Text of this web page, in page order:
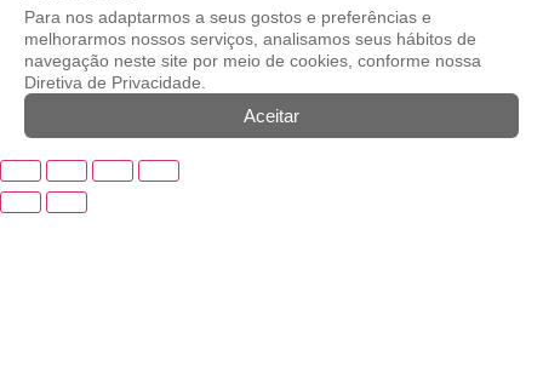
Para nos adaptarmos a seus gostos e preferências e
melhorarmos nossos serviços, analisamos seus hábitos de
navegação neste site por meio de cookies, conforme nossa
Diretiva de Privacidade.
Aceitar